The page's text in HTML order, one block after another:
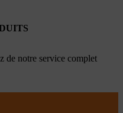
de notre service complet